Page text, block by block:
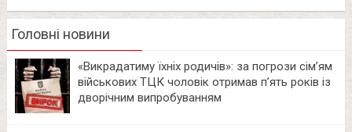
Головні новини
«Викрадатиму їхніх родичів»: за погрози сім’ям
військових ТЦК чоловік отримав п’ять років із
дворічним випробуванням